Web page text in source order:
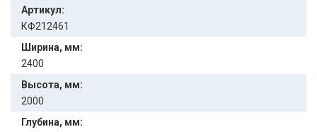
Артикул:
КФ212461
Ширина, мм:
2400
Высота, мм:
2000
Глубина, мм: